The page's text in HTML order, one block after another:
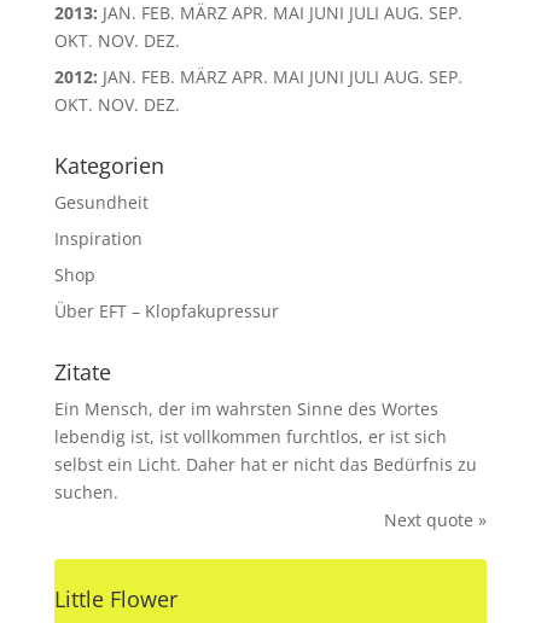
2013: JAN. FEB. MÄRZ APR. MAI JUNI JULI AUG. SEP.
OKT. NOV. DEZ.
2012: JAN. FEB. MÄRZ APR. MAI JUNI JULI AUG. SEP.
OKT. NOV. DEZ.
Kategorien
Gesundheit
Inspiration
Shop
Über EFT – Klopfakupressur
Zitate
Ein Mensch, der im wahrsten Sinne des Wortes
lebendig ist, ist vollkommen furchtlos, er ist sich
selbst ein Licht. Daher hat er nicht das Bedürfnis zu
suchen.
Next quote »
Little Flower